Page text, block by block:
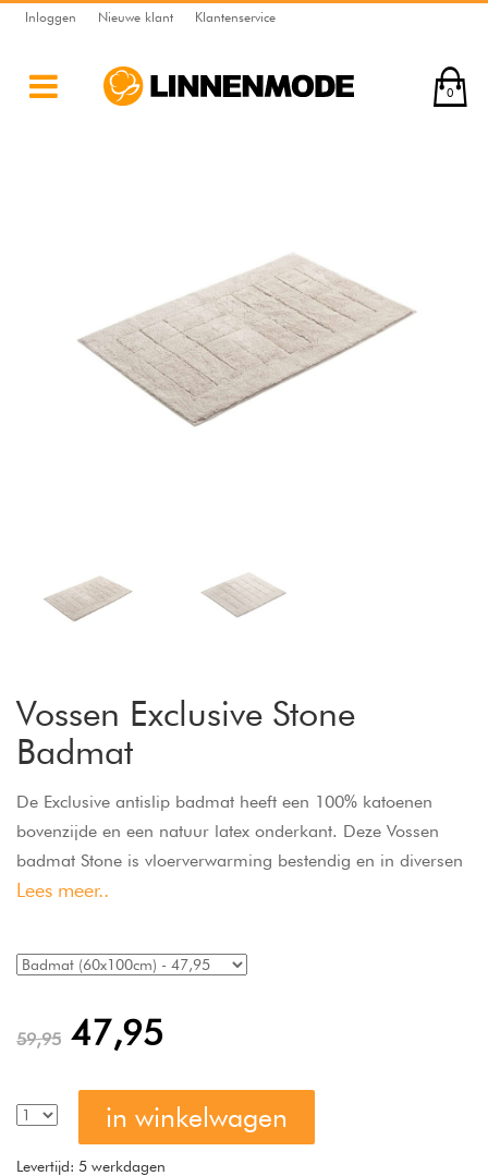
Inloggen Nieuwe klant Klantenservice
0
Vossen Exclusive Stone
Badmat
De Exclusive antislip badmat heeft een 100% katoenen
bovenzijde en een natuur latex onderkant. Deze Vossen
badmat Stone is vloerverwarming bestendig en in diversen
kleuren beschikbaar.
Lees meer..
59,95 47,95
in winkelwagen
Levertijd: 5 werkdagen